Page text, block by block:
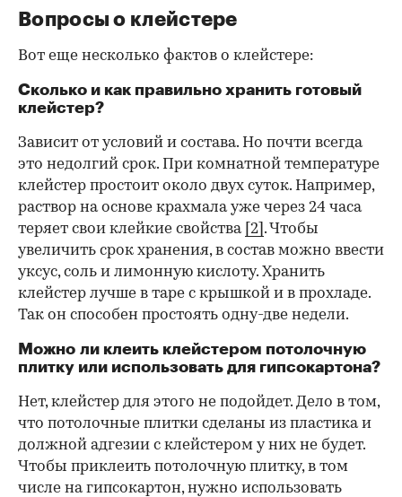
Вопросы о клейстере
Вот еще несколько фактов о клейстере:
Сколько и как правильно хранить готовый
клейстер?
Зависит от условий и состава. Но почти всегда
это недолгий срок. При комнатной температуре
клейстер простоит около двух суток. Например,
раствор на основе крахмала уже через 24 часа
теряет свои клейкие свойства [2] . Чтобы
увеличить срок хранения, в состав можно ввести
уксус, соль и лимонную кислоту. Хранить
клейстер лучше в таре с крышкой и в прохладе.
Так он способен простоять одну-две недели.
Можно ли клеить клейстером потолочную
плитку или использовать для гипсокартона?
Нет, клейстер для этого не подойдет. Дело в том,
что потолочные плитки сделаны из пластика и
должной адгезии с клейстером у них не будет.
Чтобы приклеить потолочную плитку, в том
числе на гипсокартон, нужно использовать